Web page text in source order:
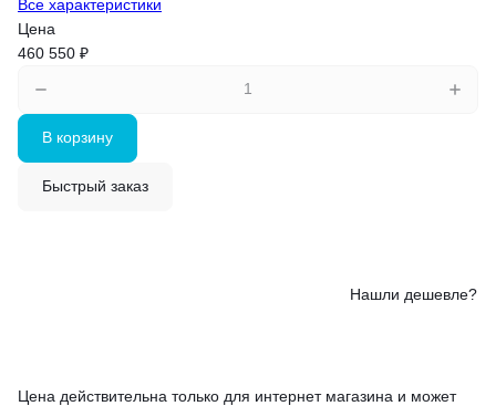
Все характеристики
Цена
460 550 ₽
В корзину
Быстрый заказ
Нашли дешевле?
Цена действительна только для интернет магазина и может